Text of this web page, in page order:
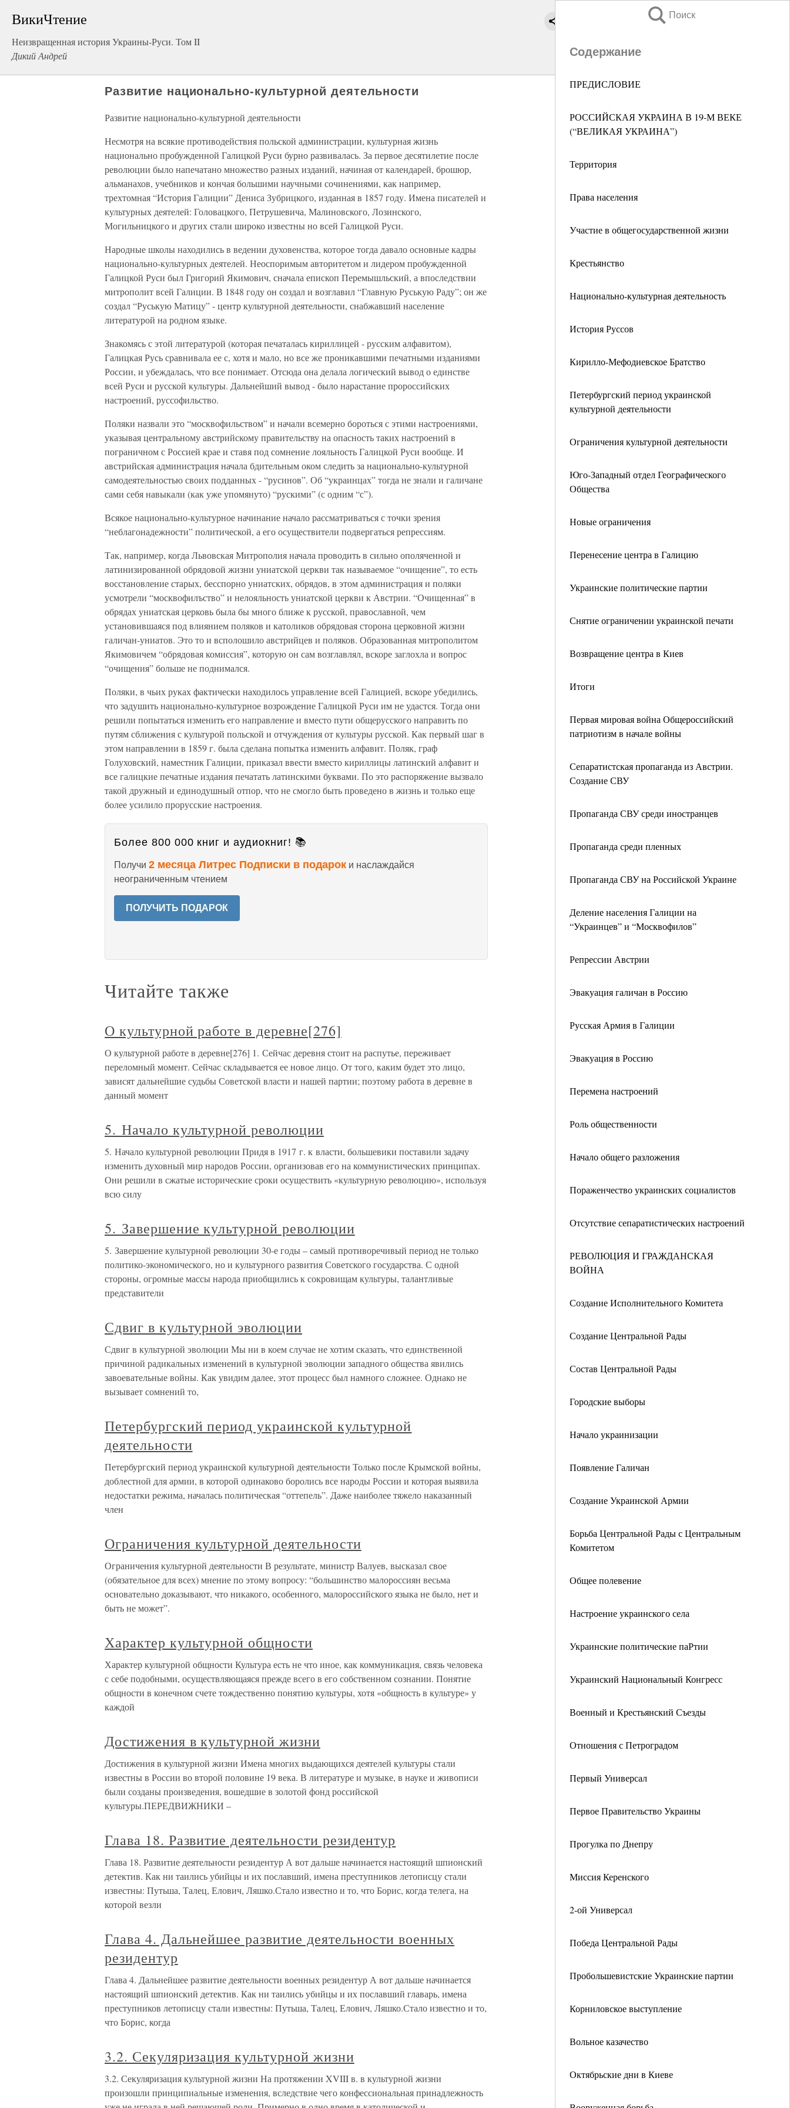
ВикиЧтение
Неизвращенная история Украины-Руси. Том II
Дикий Андрей
Поиск
Содержание
ПРЕДИСЛОВИЕ
РОССИЙСКАЯ УКРАИНА В 19-М ВЕКЕ
(“ВЕЛИКАЯ УКРАИНА”)
Территория
Права населения
Участие в общегосударственной жизни
Крестьянство
Национально-культурная деятельность
История Руссов
Кирилло-Мефодиевское Братство
Петербургский период украинской
культурной деятельности
Ограничения культурной деятельности
Юго-Западный отдел Географического
Общества
Новые ограничения
Перенесение центра в Галицию
Украинские политические партии
Снятие ограничении украинской печати
Возвращение центра в Киев
Итоги
Первая мировая война Общероссийский
патриотизм в начале войны
Сепаратистская пропаганда из Австрии.
Создание СВУ
Пропаганда СВУ среди иностранцев
Пропаганда среди пленных
Пропаганда СВУ на Российской Украине
Деление населения Галиции на
“Украинцев” и “Москвофилов”
Репрессии Австрии
Эвакуация галичан в Россию
Русская Армия в Галиции
Эвакуация в Россию
Перемена настроений
Роль общественности
Начало общего разложения
Пораженчество украинских социалистов
Отсутствие сепаратистических настроений
РЕВОЛЮЦИЯ И ГРАЖДАНСКАЯ
ВОЙНА
Создание Исполнительного Комитета
Создание Центральной Рады
Состав Центральной Рады
Городские выборы
Начало украинизации
Появление Галичан
Создание Украинской Армии
Борьба Центральной Рады с Центральным
Комитетом
Общее полевение
Настроение украинского села
Украинские политические паРтии
Украинский Национальный Конгресс
Военный и Крестьянский Съезды
Отношения с Петроградом
Первый Универсал
Первое Правительство Украины
Прогулка по Днепру
Миссия Керенского
2-ой Универсал
Победа Центральной Рады
Пробольшевистские Украинские партии
Корниловское выступление
Вольное казачество
Октябрьские дни в Киеве
Развитие национально-культурной деятельности
Развитие национально-культурной деятельности
Несмотря на всякие противодействия польской администрации, культурная жизнь
национально пробужденной Галицкой Руси бурно развивалась. За первое десятилетие после
революции было напечатано множество разных изданий, начиная от календарей, брошюр,
альманахов, учебников и кончая большими научными сочинениями, как например,
трехтомная “История Галиции” Дениса Зубрицкого, изданная в 1857 году. Имена писателей и
культурных деятелей: Головацкого, Петрушевича, Малиновского, Лозинского,
Могильницкого и других стали широко известны но всей Галицкой Руси.
Народные школы находились в ведении духовенства, которое тогда давало основные кадры
национально-культурных деятелей. Неоспоримым авторитетом и лидером пробужденной
Галицкой Руси был Григорий Якимович, сначала епископ Перемышльский, а впоследствии
митрополит всей Галиции. В 1848 году он создал и возглавил “Главную Руськую Раду”; он же
создал “Руськую Матицу” - центр культурной деятельности, снабжавший население
литературой на родном языке.
Знакомясь с этой литературой (которая печаталась кириллицей - русским алфавитом),
Галицкая Русь сравнивала ее с, хотя и мало, но все же проникавшими печатными изданиями
России, и убеждалась, что все понимает. Отсюда она делала логический вывод о единстве
всей Руси и русской культуры. Дальнейший вывод - было нарастание пророссийских
настроений, руссофильство.
Поляки назвали это “москвофильством” и начали всемерно бороться с этими настроениями,
указывая центральному австрийскому правительству на опасность таких настроений в
пограничном с Россией крае и ставя под сомнение лояльность Галицкой Руси вообще. И
австрийская администрация начала бдительным оком следить за национально-культурной
самодеятельностью своих подданных - “русинов”. Об “украинцах” тогда не знали и галичане
сами себя навыкали (как уже упомянуто) “рускими” (с одним “с”).
Всякое национально-культурное начинание начало рассматриваться с точки зрения
“неблагонадежности” политической, а его осуществители подвергаться репрессиям.
Так, например, когда Львовская Митрополия начала проводить в сильно ополяченной и
латинизированной обрядовой жизни униатской церкви так называемое “очищение”, то есть
восстановление старых, бесспорно униатских, обрядов, в этом администрация и поляки
усмотрели “москвофилъство” и нелояльность униатской церкви к Австрии. “Очищенная” в
обрядах униатская церковь была бы много ближе к русской, православной, чем
установившаяся под влиянием поляков и католиков обрядовая сторона церковной жизни
галичан-униатов. Это то и всполошило австрийцев и поляков. Образованная митрополитом
Якимовичем “обрядовая комиссия”, которую он сам возглавлял, вскоре заглохла и вопрос
“очищения” больше не поднимался.
Поляки, в чьих руках фактически находилось управление всей Галицией, вскоре убедились,
что задушить национально-культурное возрождение Галицкой Руси им не удастся. Тогда они
решили попытаться изменить его направление и вместо пути общерусского направить по
путям сближения с культурой польской и отчуждения от культуры русской. Как первый шаг в
этом направлении в 1859 г. была сделана попытка изменить алфавит. Поляк, граф
Голуховский, наместник Галиции, приказал ввести вместо кириллицы латинский алфавит и
все галицкие печатные издания печатать латинскими буквами. По это распоряжение вызвало
такой дружный и единодушный отпор, что не смогло быть проведено в жизнь и только еще
более усилило прорусские настроения.
Более 800 000 книг и аудиокниг! 📚
Получи 2 месяца Литрес Подписки в подарок и наслаждайся
неограниченным чтением
ПОЛУЧИТЬ ПОДАРОК
Читайте также
О культурной работе в деревне[276]
О культурной работе в деревне[276] 1. Сейчас деревня стоит на распутье, переживает
переломный момент. Сейчас складывается ее новое лицо. От того, каким будет это лицо,
зависят дальнейшие судьбы Советской власти и нашей партии; поэтому работа в деревне в
данный момент
5. Начало культурной революции
5. Начало культурной революции Придя в 1917 г. к власти, большевики поставили задачу
изменить духовный мир народов России, организовав его на коммунистических принципах.
Они решили в сжатые исторические сроки осуществить «культурную революцию», используя
всю силу
5. Завершение культурной революции
5. Завершение культурной революции 30-е годы – самый противоречивый период не только
политико-экономического, но и культурного развития Советского государства. С одной
стороны, огромные массы народа приобщились к сокровищам культуры, талантливые
представители
Сдвиг в культурной эволюции
Сдвиг в культурной эволюции Мы ни в коем случае не хотим сказать, что единственной
причиной радикальных изменений в культурной эволюции западного общества явились
завоевательные войны. Как увидим далее, этот процесс был намного сложнее. Однако не
вызывает сомнений то,
Петербургский период украинской культурной
деятельности
Петербургский период украинской культурной деятельности Только после Крымской войны,
доблестной для армии, в которой одинаково боролись все народы России и которая выявила
недостатки режима, началась политическая “оттепель”. Даже наиболее тяжело наказанный
член
Ограничения культурной деятельности
Ограничения культурной деятельности В результате, министр Валуев, высказал свое
(обязательное для всех) мнение по этому вопросу: “большинство малороссиян весьма
основательно доказывают, что никакого, особенного, малороссийского языка не было, нет и
быть не может”.
Характер культурной общности
Характер культурной общности Культура есть не что иное, как коммуникация, связь человека
с себе подобными, осуществляющаяся прежде всего в его собственном сознании. Понятие
общности в конечном счете тождественно понятию культуры, хотя «общность в культуре» у
каждой
Достижения в культурной жизни
Достижения в культурной жизни Имена многих выдающихся деятелей культуры стали
известны в России во второй половине 19 века. В литературе и музыке, в науке и живописи
были созданы произведения, вошедшие в золотой фонд российской
культуры.ПЕРЕДВИЖНИКИ –
Глава 18. Развитие деятельности резидентур
Глава 18. Развитие деятельности резидентур А вот дальше начинается настоящий шпионский
детектив. Как ни таились убийцы и их пославший, имена преступников летописцу стали
известны: Путьша, Талец, Елович, Ляшко.Стало известно и то, что Борис, когда телега, на
которой везли
Глава 4. Дальнейшее развитие деятельности военных
резидентур
Глава 4. Дальнейшее развитие деятельности военных резидентур А вот дальше начинается
настоящий шпионский детектив. Как ни таились убийцы и их пославший главарь, имена
преступников летописцу стали известны: Путьша, Талец, Елович, Ляшко.Стало известно и то,
что Борис, когда
3.2. Секуляризация культурной жизни
3.2. Секуляризация культурной жизни На протяжении XVIII в. в культурной жизни
произошли принципиальные изменения, вследствие чего конфессиональная принадлежность